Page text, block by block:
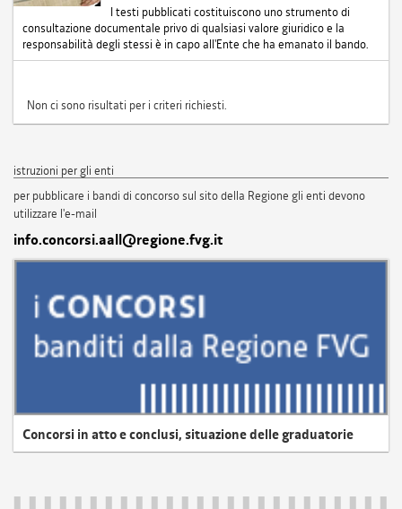
I testi pubblicati costituiscono uno strumento di
consultazione documentale privo di qualsiasi valore giuridico e la
responsabilità degli stessi è in capo all'Ente che ha emanato il bando.
Non ci sono risultati per i criteri richiesti.
istruzioni per gli enti
per pubblicare i bandi di concorso sul sito della Regione gli enti devono
utilizzare l'e-mail
info.concorsi.aall@regione.fvg.it
Concorsi in atto e conclusi, situazione delle graduatorie